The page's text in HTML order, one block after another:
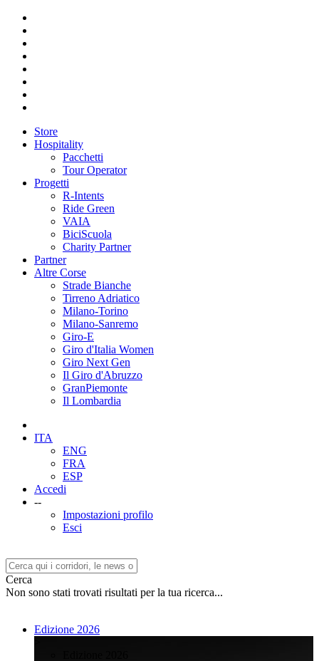
Store
Hospitality
Pacchetti
Tour Operator
Progetti
R-Intents
Ride Green
VAIA
BiciScuola
Charity Partner
Partner
Altre Corse
Strade Bianche
Tirreno Adriatico
Milano-Torino
Milano-Sanremo
Giro-E
Giro d'Italia Women
Giro Next Gen
Il Giro d'Abruzzo
GranPiemonte
Il Lombardia
ITA
ENG
FRA
ESP
Accedi
--
Impostazioni profilo
Esci
Cerca
Non sono stati trovati risultati per la tua ricerca...
Edizione 2026